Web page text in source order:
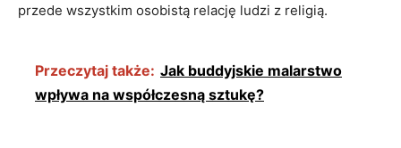
przede wszystkim osobistą relację ludzi z religią.
Przeczytaj także: Jak buddyjskie malarstwo
wpływa na współczesną sztukę?